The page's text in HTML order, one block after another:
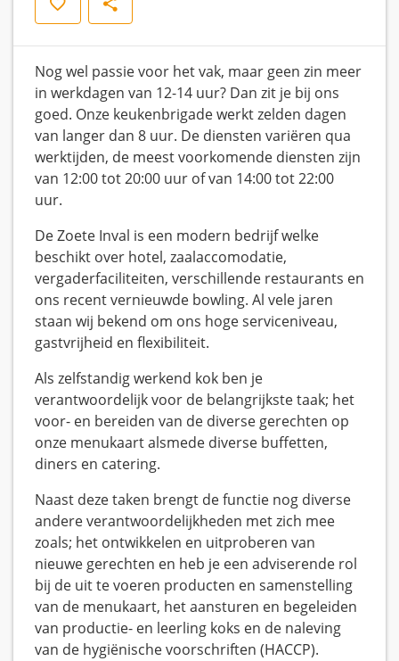
Nog wel passie voor het vak, maar geen zin meer
in werkdagen van 12-14 uur? Dan zit je bij ons
goed. Onze keukenbrigade werkt zelden dagen
van langer dan 8 uur. De diensten variëren qua
werktijden, de meest voorkomende diensten zijn
van 12:00 tot 20:00 uur of van 14:00 tot 22:00
uur.
De Zoete Inval is een modern bedrijf welke
beschikt over hotel, zaalaccomodatie,
vergaderfaciliteiten, verschillende restaurants en
ons recent vernieuwde bowling. Al vele jaren
staan wij bekend om ons hoge serviceniveau,
gastvrijheid en flexibiliteit.
Als zelfstandig werkend kok ben je
verantwoordelijk voor de belangrijkste taak; het
voor- en bereiden van de diverse gerechten op
onze menukaart alsmede diverse buffetten,
diners en catering.
Naast deze taken brengt de functie nog diverse
andere verantwoordelijkheden met zich mee
zoals; het ontwikkelen en uitproberen van
nieuwe gerechten en heb je een adviserende rol
bij de uit te voeren producten en samenstelling
van de menukaart, het aansturen en begeleiden
van productie- en leerling koks en de naleving
van de hygiënische voorschriften (HACCP).